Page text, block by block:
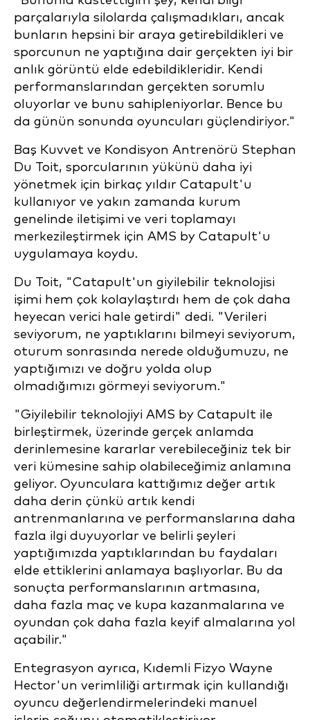
parçalarıyla silolarda çalışmadıkları, ancak
bunların hepsini bir araya getirebildikleri ve
sporcunun ne yaptığına dair gerçekten iyi bir
anlık görüntü elde edebildikleridir. Kendi
performanslarından gerçekten sorumlu
oluyorlar ve bunu sahipleniyorlar. Bence bu
da günün sonunda oyuncuları güçlendiriyor."
Baş Kuvvet ve Kondisyon Antrenörü Stephan
Du Toit, sporcularının yükünü daha iyi
yönetmek için birkaç yıldır Catapult'u
kullanıyor ve yakın zamanda kurum
genelinde iletişimi ve veri toplamayı
merkezileştirmek için AMS by Catapult'u
uygulamaya koydu.
Du Toit, "Catapult'un giyilebilir teknolojisi
işimi hem çok kolaylaştırdı hem de çok daha
heyecan verici hale getirdi" dedi. "Verileri
seviyorum, ne yaptıklarını bilmeyi seviyorum,
oturum sonrasında nerede olduğumuzu, ne
yaptığımızı ve doğru yolda olup
olmadığımızı görmeyi seviyorum."
"Giyilebilir teknolojiyi AMS by Catapult ile
birleştirmek, üzerinde gerçek anlamda
derinlemesine kararlar verebileceğiniz tek bir
veri kümesine sahip olabileceğimiz anlamına
geliyor. Oyunculara kattığımız değer artık
daha derin çünkü artık kendi
antrenmanlarına ve performanslarına daha
fazla ilgi duyuyorlar ve belirli şeyleri
yaptığımızda yaptıklarından bu faydaları
elde ettiklerini anlamaya başlıyorlar. Bu da
sonuçta performanslarının artmasına,
daha fazla maç ve kupa kazanmalarına ve
oyundan çok daha fazla keyif almalarına yol
açabilir."
Entegrasyon ayrıca, Kıdemli Fizyo Wayne
Hector'un verimliliği artırmak için kullandığı
oyuncu değerlendirmelerindeki manuel